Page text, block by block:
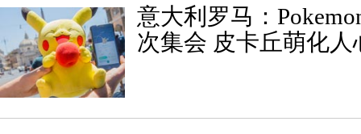
意大利罗马：
次集会 皮卡丘萌化人